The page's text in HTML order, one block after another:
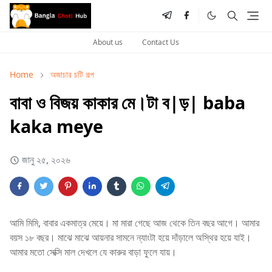
About us Contact Us
Home অজাচার চটি গল্প
বাবা ও বিজয় কাকার মে।টা ব|ড়| baba
kaka meye
জানু ২৫, ২০২৬
আমি মিমি, বাবার একমাত্র মেয়ে। মা মারা গেছে আজ থেকে তিন বছর আগে। আমার
বয়স ১৮ বছর। মাঝে মাঝে আয়নার সামনে ন্যাংটা হয়ে দাঁড়ালে অস্থির হয়ে যাই।
আমার মতো সেক্সি মাল দেখলে যে কারুর বাড়া ফুলে যায়।